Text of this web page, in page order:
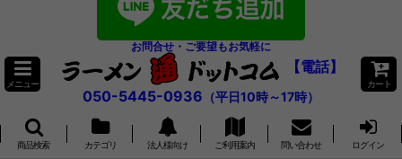
お問合せ・ご要望もお気軽に
メニュー
【電話】
050-5445-0936 （平日10時～17時）
カート
商品検索 カテゴリ 法人様向け ご利用案内 問い合わせ ログイン